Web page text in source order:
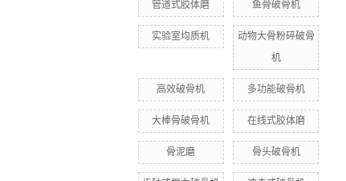
管道式胶体磨 鱼骨破骨机
实验室均质机
动物大骨粉碎破骨
机
高效破骨机 多功能破骨机
大棒骨破骨机 在线式胶体磨
骨泥磨 骨头破骨机